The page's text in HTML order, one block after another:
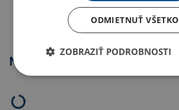
Najpredávanejšie
ODMIETNUŤ VŠETKO
ZOBRAZIŤ PODROBNOSTI